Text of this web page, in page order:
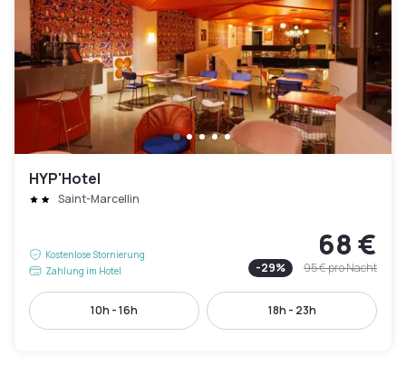
HYP'Hotel
Saint-Marcellin
Kostenlose Stornierung
Zahlung im Hotel
68 €
-29% 95 €pro Nacht
10h - 16h 18h - 23h